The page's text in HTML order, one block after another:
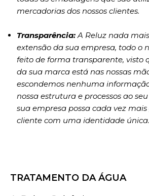
mercadorias dos nossos clientes.
Transparência:A Reluz nada
extensão da sua empresa, todo o
feito de forma transparente, visto
da sua marca está nas nossas
escondemos nenhuma
nossa estrutura e processos ao
sua empresa possa cada vez
cliente com uma identidade única.
TRATAMENTO DA ÁGUA